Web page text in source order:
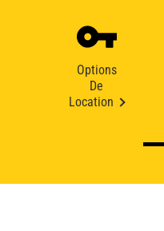
Options
De
Location